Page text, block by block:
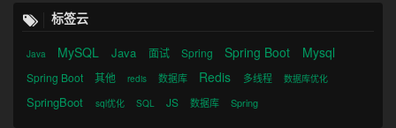
标签云
Java MySQL Java 面试 Spring Spring Boot Mysql
Spring Boot 其他 redis 数据库 Redis 多线程 数据库优化
SpringBoot sql优化 SQL JS 数据库 Spring